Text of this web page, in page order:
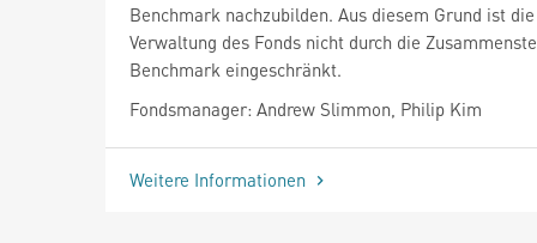
Benchmark nachzubilden. Aus diesem Grund ist die
Verwaltung des Fonds nicht durch die
Benchmark eingeschränkt.
Fondsmanager: Andrew Slimmon, Philip Kim
Weitere Informationen